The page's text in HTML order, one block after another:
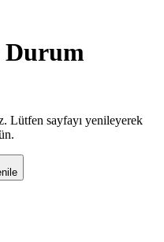
Durum
Lütfen sayfayı yenileyerek